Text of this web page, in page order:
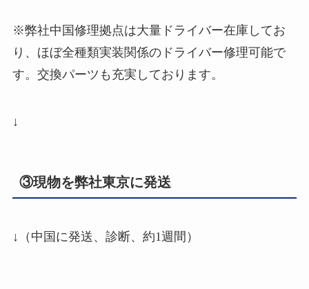
※弊社中国修理拠点は大量ドライバー在庫してお
り、ほぼ全種類実装関係のドライバー修理可能で
す。交換パーツも充実しております。
↓
③現物を弊社東京に発送
↓（中国に発送、診断、約1週間）